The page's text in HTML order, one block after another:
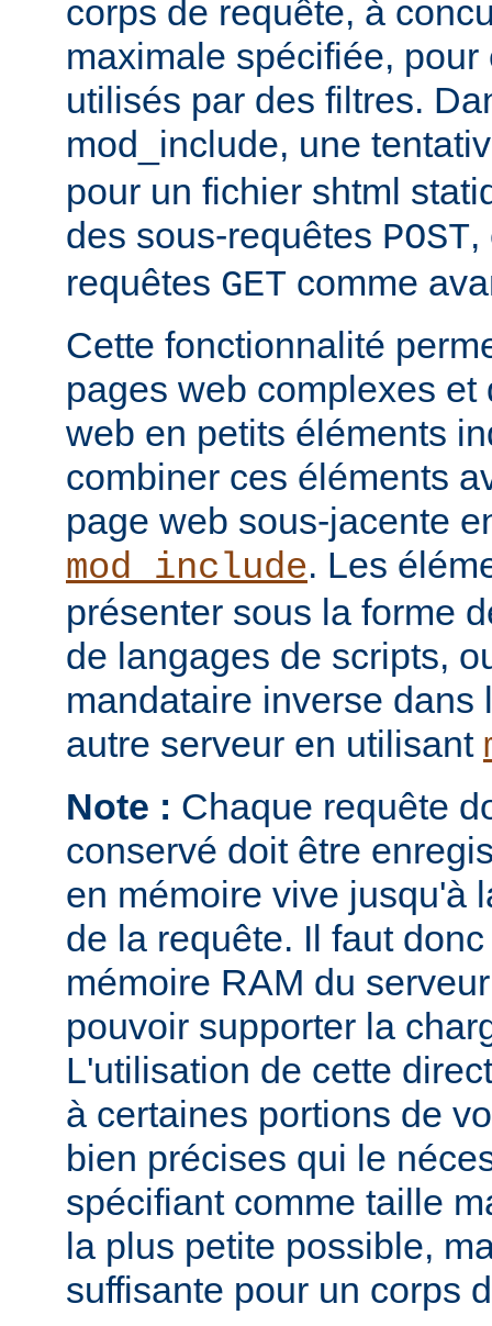
corps de requête, à
maximale spécifiée,
utilisés par des filtres.
mod_include, une
pour un fichier shtml
des sous-requêtes POST,
requêtes GET comme
Cette fonctionnalité
pages web complexes
web en petits éléments
combiner ces éléments
page web sous-jacente
mod_include. Les
présenter sous la forme
de langages de scripts,
mandataire inverse dans
autre serveur en utilisant
Note : Chaque requête
conservé doit être
en mémoire vive jusqu'à
de la requête. Il faut
mémoire RAM du
pouvoir supporter la
L'utilisation de cette
à certaines portions de
bien précises qui le
spécifiant comme taille
la plus petite possible,
suffisante pour un corps